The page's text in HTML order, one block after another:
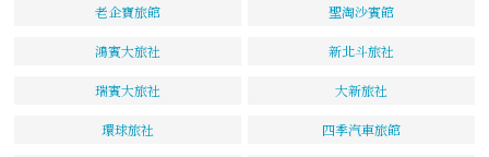
老企寶旅館 聖淘沙賓館
鴻賓大旅社 新北斗旅社
瑞賓大旅社 大新旅社
環球旅社 四季汽車旅館